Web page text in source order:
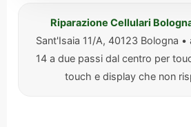
Riparazione Cellulari
Sant'Isaia 11/A, 40123 Bologna
14 a due passi dal centro per
touch e display che non